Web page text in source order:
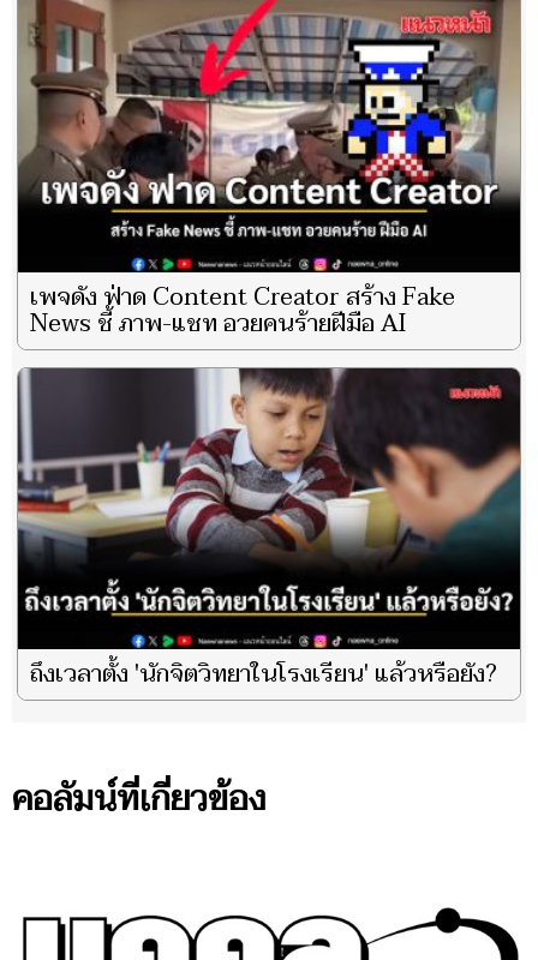
เพจดัง ฟ่าด Content Creator สร้าง Fake
News ชี้ ภาพ-แชท อวยคนร้ายฝีมือ AI
ถึงเวลาตั้ง 'นักจิตวิทยาในโรงเรียน' แล้วหรือยัง?
คอลัมน์ที่เกี่ยวข้อง